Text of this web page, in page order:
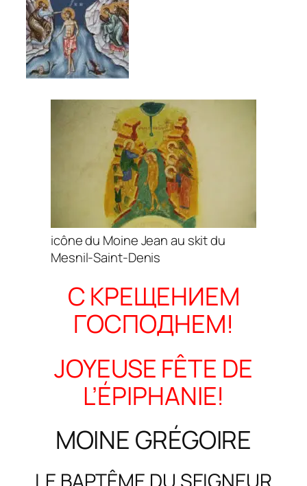
icône du Moine Jean au skit du
Mesnil-Saint-Denis
С КРЕЩЕНИЕМ
ГОСПОДНЕМ!
JOYEUSE FÊTE DE
L’ÉPIPHANIE!
MOINE GRÉGOIRE